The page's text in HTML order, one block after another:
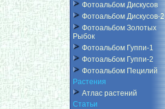
Фотоальбом Дискусов
Фотоальбом Дискусов-2
Фотоальбом Золотых
Рыбок
Фотоальбом Гуппи-1
Фотоальбом Гуппи-2
Фотоальбом Пецилий
Растения
Атлас растений
Статьи